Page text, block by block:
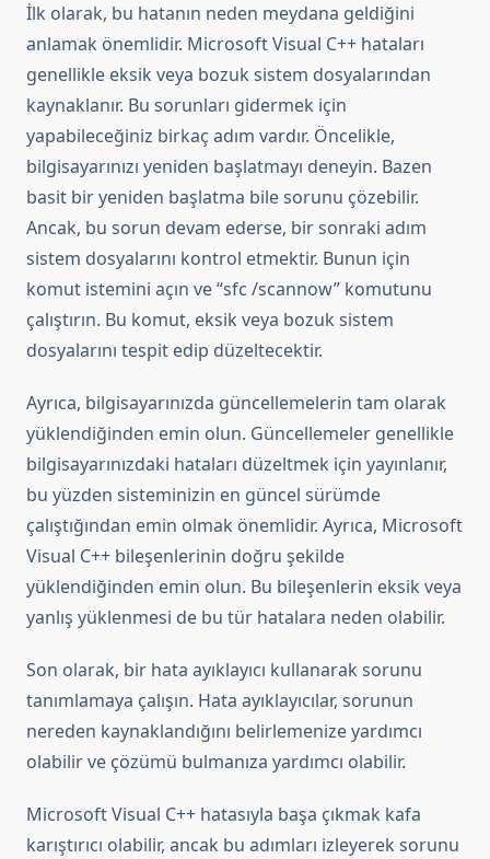
İlk olarak, bu hatanın neden meydana geldiğini
anlamak önemlidir. Microsoft Visual C++ hataları
genellikle eksik veya bozuk sistem dosyalarından
kaynaklanır. Bu sorunları gidermek için
yapabileceğiniz birkaç adım vardır. Öncelikle,
bilgisayarınızı yeniden başlatmayı deneyin. Bazen
basit bir yeniden başlatma bile sorunu çözebilir.
Ancak, bu sorun devam ederse, bir sonraki adım
sistem dosyalarını kontrol etmektir. Bunun için
komut istemini açın ve “sfc /scannow” komutunu
çalıştırın. Bu komut, eksik veya bozuk sistem
dosyalarını tespit edip düzeltecektir.
Ayrıca, bilgisayarınızda güncellemelerin tam olarak
yüklendiğinden emin olun. Güncellemeler genellikle
bilgisayarınızdaki hataları düzeltmek için yayınlanır,
bu yüzden sisteminizin en güncel sürümde
çalıştığından emin olmak önemlidir. Ayrıca, Microsoft
Visual C++ bileşenlerinin doğru şekilde
yüklendiğinden emin olun. Bu bileşenlerin eksik veya
yanlış yüklenmesi de bu tür hatalara neden olabilir.
Son olarak, bir hata ayıklayıcı kullanarak sorunu
tanımlamaya çalışın. Hata ayıklayıcılar, sorunun
nereden kaynaklandığını belirlemenize yardımcı
olabilir ve çözümü bulmanıza yardımcı olabilir.
Microsoft Visual C++ hatasıyla başa çıkmak kafa
karıştırıcı olabilir, ancak bu adımları izleyerek sorunu